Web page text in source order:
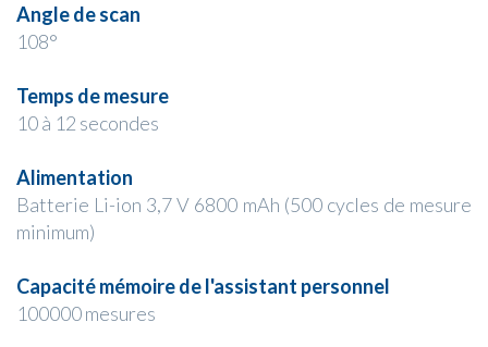
Angle de scan
108°
Temps de mesure
10 à 12 secondes
Alimentation
Batterie Li-ion 3,7 V 6800 mAh (500 cycles de mesure
minimum)
Capacité mémoire de l'assistant personnel
100000 mesures